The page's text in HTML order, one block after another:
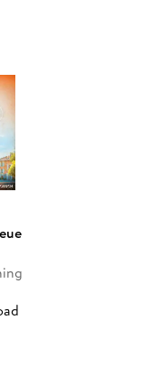
Mit großem Glück
Weingut. Mit
Hauses,
Freundschaft.
schlägt das
wie es war. -